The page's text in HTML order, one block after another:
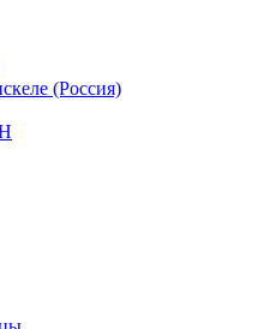
(Россия)